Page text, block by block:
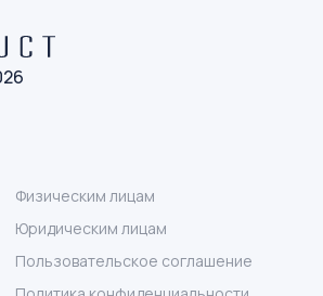
Физическим лицам
Юридическим лицам
Пользовательское соглашение